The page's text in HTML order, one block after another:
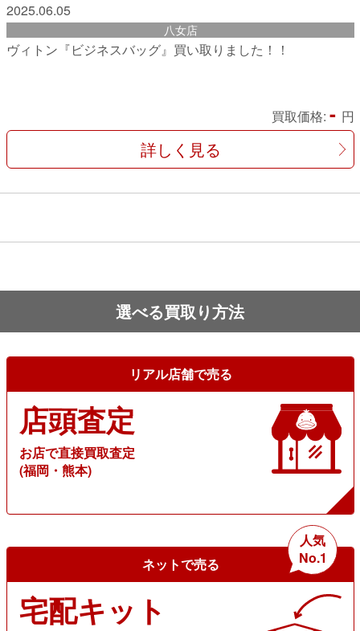
2025.06.05
八女店
ヴィトン『ビジネスバッグ』買い取りました！！
買取価格: - 円
詳しく見る
選べる買取り方法
リアル店舗で売る
店頭査定
お店で直接買取査定
(福岡・熊本)
ネットで売る
人気
No.1
宅配キット